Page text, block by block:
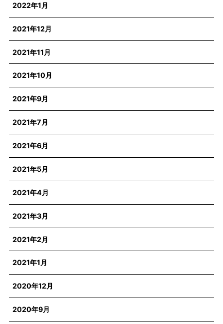
2022年1月
2021年12月
2021年11月
2021年10月
2021年9月
2021年7月
2021年6月
2021年5月
2021年4月
2021年3月
2021年2月
2021年1月
2020年12月
2020年9月